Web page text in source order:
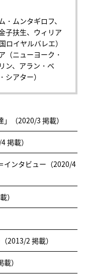
ムンタギロフ、
子扶生、ウィリア
ロイヤルバレエ）
（ニューヨーク・
ン、アラン・ベ
アター）
（2020/3 掲載）
掲載）
インタビュー（2020/4
）
2013/2 掲載）
）